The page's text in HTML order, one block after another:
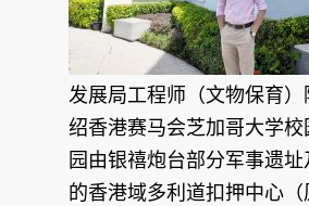
发展局工程师（文物保育
绍香港赛马会芝加哥大学校
园由银禧炮台部分军事遗
的香港域多利道扣押中心（